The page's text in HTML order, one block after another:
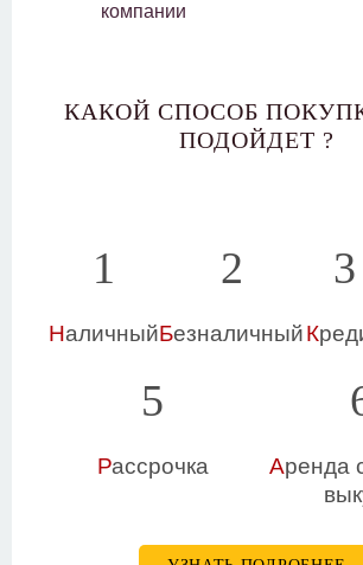
компании
КАКОЙ СПОСОБ
ПОДОЙДЕТ ?
1
Наличный
2
Безналичный
3
К
5
Рассрочка Аренда